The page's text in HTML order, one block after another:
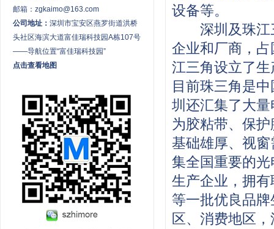
邮箱：zgkaimo@163.com
公司地址： 深圳市宝安区燕罗街道洪桥
头社区海滨大道富佳瑞科技园A栋107号
——导航位置“富佳瑞科技园”
点击查看地图
设备等。
深圳及珠江三
企业和厂商，
江三角设立了
目前珠三角是
圳还汇集了大
为胶粘带、保
基础雄厚、视
集全国重要的
生产企业，拥
等一批优良品
区、消费地区